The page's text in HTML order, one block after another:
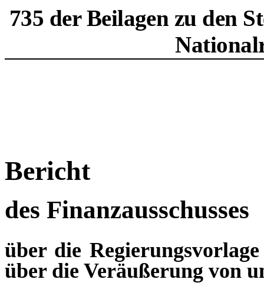
735 der Beilagen zu den
Bericht
des Finanzausschusses
über die
über die Veräußerung von